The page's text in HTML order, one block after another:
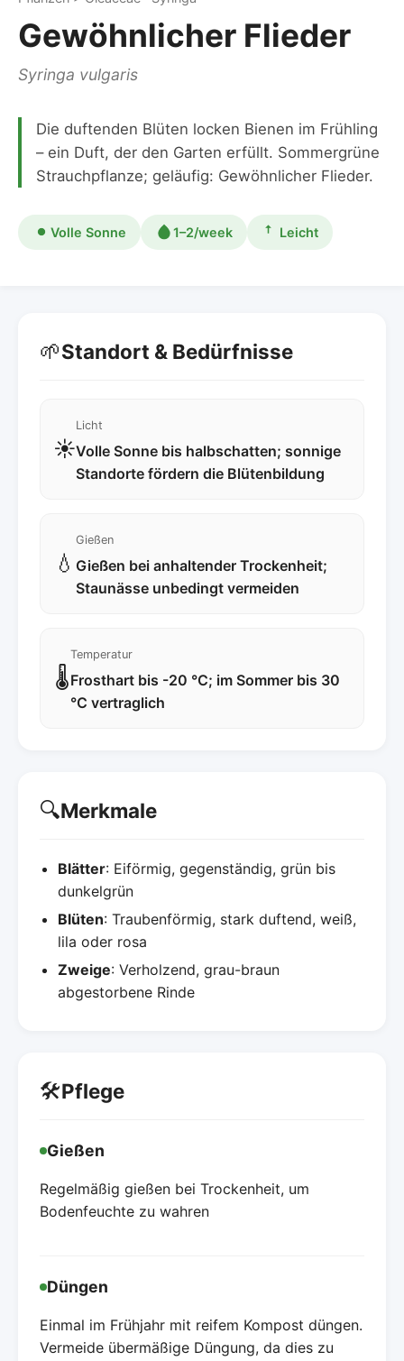
Gewöhnlicher Flieder
Syringa vulgaris
Die duftenden Blüten locken Bienen im Frühling
– ein Duft, der den Garten erfüllt. Sommergrüne
Strauchpflanze; geläufig: Gewöhnlicher Flieder.
Volle Sonne 1–2/week Leicht
🌱Standort & Bedürfnisse
☀️
Licht
Volle Sonne bis halbschatten; sonnige
Standorte fördern die Blütenbildung
💧
Gießen
Gießen bei anhaltender Trockenheit;
Staunässe unbedingt vermeiden
🌡️
Temperatur
Frosthart bis -20 °C; im Sommer bis 30
°C vertraglich
🔍Merkmale
Blätter: Eiförmig, gegenständig, grün bis
dunkelgrün
Blüten: Traubenförmig, stark duftend, weiß,
lila oder rosa
Zweige: Verholzend, grau-braun
abgestorbene Rinde
🛠️Pflege
Gießen
Regelmäßig gießen bei Trockenheit, um
Bodenfeuchte zu wahren
Düngen
Einmal im Frühjahr mit reifem Kompost düngen.
Vermeide übermäßige Düngung, da dies zu